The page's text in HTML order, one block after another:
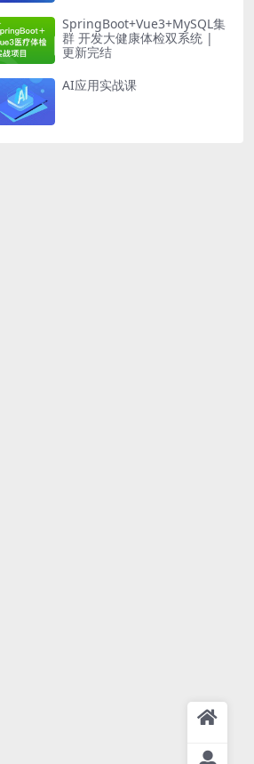
SpringBoot+Vue3+MySQL集
群 开发大健康体检双系统 |
更新完结
AI应用实战课